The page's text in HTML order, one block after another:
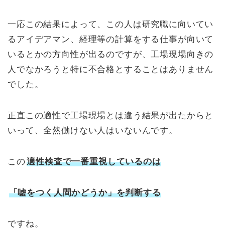
一応この結果によって、この人は研究職に向いてい
るアイデアマン、経理等の計算をする仕事が向いて
いるとかの方向性が出るのですが、工場現場向きの
人でなかろうと特に不合格とすることはありません
でした。
正直この適性で工場現場とは違う結果が出たからと
いって、全然働けない人はいないんです。
この適性検査で一番重視しているのは
「嘘をつく人間かどうか」を判断する
ですね。